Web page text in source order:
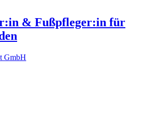
& Fußpfleger:in für
GmbH